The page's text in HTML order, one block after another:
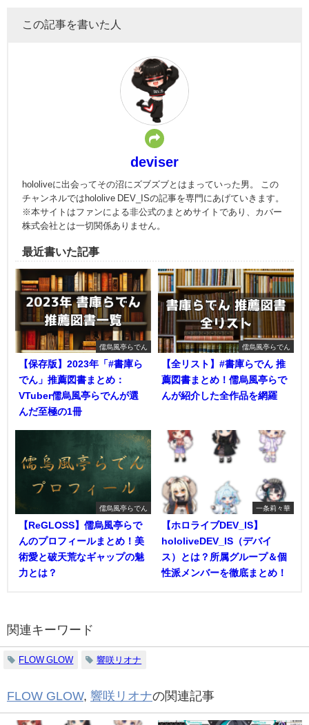
この記事を書いた人
deviser
hololiveに出会ってその沼にズブズブとはまっていった男。 この
チャンネルではhololive DEV_ISの記事を専門にあげていきます。
※本サイトはファンによる非公式のまとめサイトであり、カバー
株式会社とは一切関係ありません。
最近書いた記事
儒烏風亭らでん
【保存版】2023年「#書庫ら
でん」推薦図書まとめ：
VTuber儒烏風亭らでんが選
んだ至極の1冊
儒烏風亭らでん
【全リスト】#書庫らでん 推
薦図書まとめ！儒烏風亭らで
んが紹介した全作品を網羅
儒烏風亭らでん
【ReGLOSS】儒烏風亭らで
んのプロフィールまとめ！美
術愛と破天荒なギャップの魅
力とは？
一条莉々華
【ホロライブDEV_IS】
hololiveDEV_IS（デバイ
ス）とは？所属グループ＆個
性派メンバーを徹底まとめ！
関連キーワード
FLOW GLOW 響咲リオナ
FLOW GLOW, 響咲リオナの関連記事